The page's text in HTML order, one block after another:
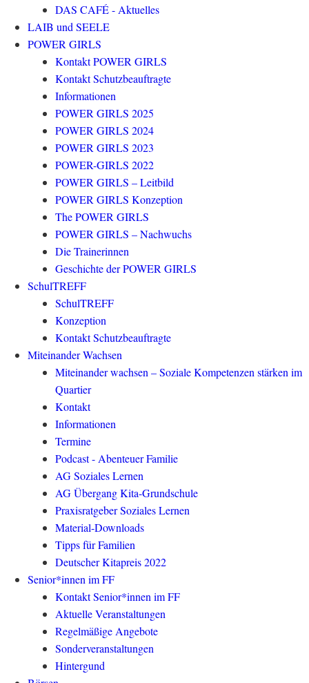
DAS CAFÉ - Aktuelles
LAIB und SEELE
POWER GIRLS
Kontakt POWER GIRLS
Kontakt Schutzbeauftragte
Informationen
POWER GIRLS 2025
POWER GIRLS 2024
POWER GIRLS 2023
POWER-GIRLS 2022
POWER GIRLS – Leitbild
POWER GIRLS Konzeption
The POWER GIRLS
POWER GIRLS – Nachwuchs
Die Trainerinnen
Geschichte der POWER GIRLS
SchulTREFF
SchulTREFF
Konzeption
Kontakt Schutzbeauftragte
Miteinander Wachsen
Miteinander wachsen – Soziale Kompetenzen stärken im
Quartier
Kontakt
Informationen
Termine
Podcast - Abenteuer Familie
AG Soziales Lernen
AG Übergang Kita-Grundschule
Praxisratgeber Soziales Lernen
Material-Downloads
Tipps für Familien
Deutscher Kitapreis 2022
Senior*innen im FF
Kontakt Senior*innen im FF
Aktuelle Veranstaltungen
Regelmäßige Angebote
Sonderveranstaltungen
Hintergund